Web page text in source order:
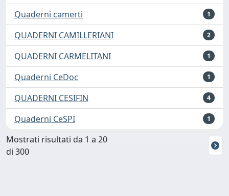
Quaderni camerti 1
QUADERNI CAMILLERIANI 2
QUADERNI CARMELITANI 1
Quaderni CeDoc 1
QUADERNI CESIFIN 4
Quaderni CeSPI 1
Mostrati risultati da 1 a 20
di 300